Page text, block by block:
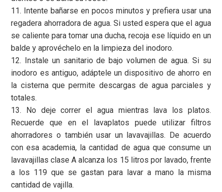
11. Intente bañarse en pocos minutos y prefiera usar una
regadera ahorradora de agua. Si usted espera que el agua
se caliente para tomar una ducha, recoja ese líquido en un
balde y aprovéchelo en la limpieza del inodoro.
12. Instale un sanitario de bajo volumen de agua. Si su
inodoro es antiguo, adáptele un dispositivo de ahorro en
la cisterna que permite descargas de agua parciales y
totales.
13. No deje correr el agua mientras lava los platos.
Recuerde que en el lavaplatos puede utilizar filtros
ahorradores o también usar un lavavajillas. De acuerdo
con esa academia, la cantidad de agua que consume un
lavavajillas clase A alcanza los 15 litros por lavado, frente
a los 119 que se gastan para lavar a mano la misma
cantidad de vajilla.